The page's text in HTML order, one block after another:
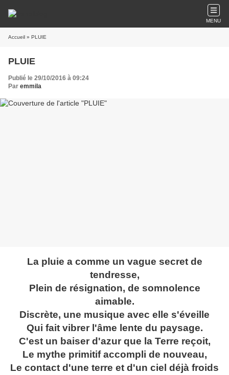
MENU
Accueil » PLUIE
PLUIE
Publié le 29/10/2016 à 09:24
Par emmila
La pluie a comme un vague secret de
tendresse,
Plein de résignation, de somnolence
aimable.
Discrète, une musique avec elle s'éveille
Qui fait vibrer l'âme lente du paysage.
C'est un baiser d'azur que la Terre reçoit,
Le mythe primitif accompli de nouveau,
Le contact d'une terre et d'un ciel déjà froids